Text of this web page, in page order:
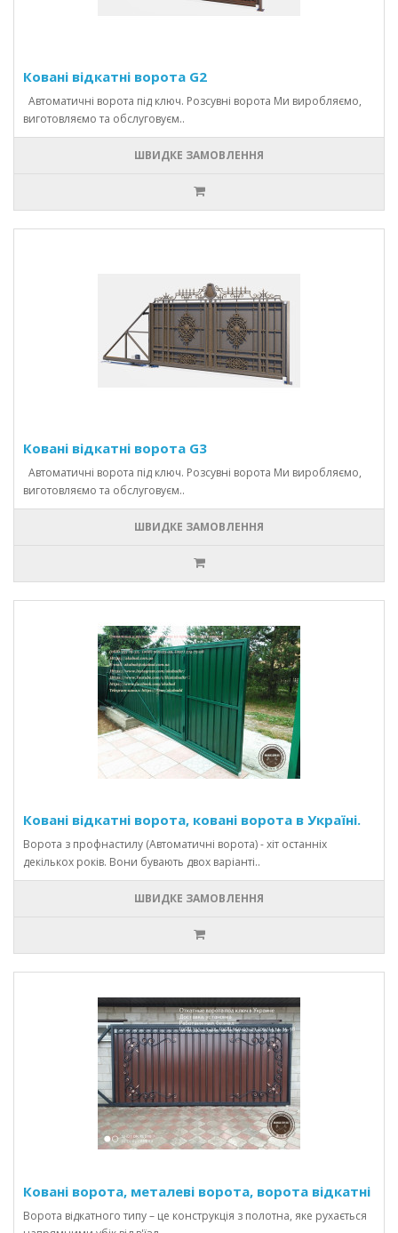
Ковані відкатні ворота G2
Автоматичні ворота під ключ. Розсувні ворота Ми виробляємо,
виготовляємо та обслуговуєм..
ШВИДКЕ ЗАМОВЛЕННЯ
Ковані відкатні ворота G3
Автоматичні ворота під ключ. Розсувні ворота Ми виробляємо,
виготовляємо та обслуговуєм..
ШВИДКЕ ЗАМОВЛЕННЯ
Ковані відкатні ворота, ковані ворота в Україні.
Ворота з профнастилу (Автоматичні ворота) - хіт останніх
декількох років. Вони бувають двох варіанті..
ШВИДКЕ ЗАМОВЛЕННЯ
Ковані ворота, металеві ворота, ворота відкатні
Ворота відкатного типу – це конструкція з полотна, яке рухається